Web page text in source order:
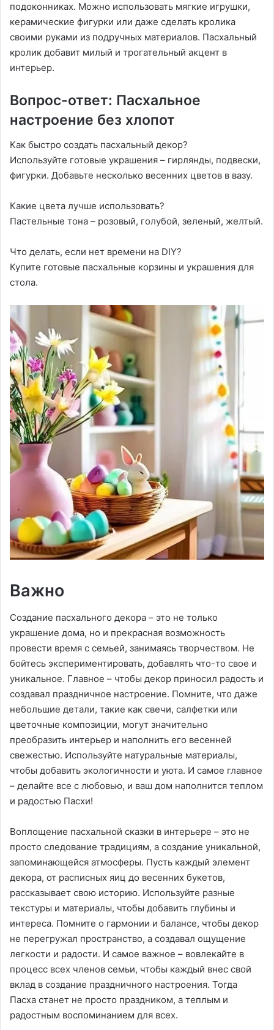
подоконниках. Можно использовать мягкие игрушки,
керамические фигурки или даже сделать кролика
своими руками из подручных материалов. Пасхальный
кролик добавит милый и трогательный акцент в
интерьер.
Вопрос-ответ: Пасхальное
настроение без хлопот
Как быстро создать пасхальный декор?
Используйте готовые украшения – гирлянды, подвески,
фигурки. Добавьте несколько весенних цветов в вазу.
Какие цвета лучше использовать?
Пастельные тона – розовый, голубой, зеленый, желтый.
Что делать, если нет времени на DIY?
Купите готовые пасхальные корзины и украшения для
стола.
Важно
Создание пасхального декора – это не только
украшение дома, но и прекрасная возможность
провести время с семьей, занимаясь творчеством. Не
бойтесь экспериментировать, добавлять что-то свое и
уникальное. Главное – чтобы декор приносил радость и
создавал праздничное настроение. Помните, что даже
небольшие детали, такие как свечи, салфетки или
цветочные композиции, могут значительно
преобразить интерьер и наполнить его весенней
свежестью. Используйте натуральные материалы,
чтобы добавить экологичности и уюта. И самое главное
– делайте все с любовью, и ваш дом наполнится теплом
и радостью Пасхи!
Воплощение пасхальной сказки в интерьере – это не
просто следование традициям, а создание уникальной,
запоминающейся атмосферы. Пусть каждый элемент
декора, от расписных яиц до весенних букетов,
рассказывает свою историю. Используйте разные
текстуры и материалы, чтобы добавить глубины и
интереса. Помните о гармонии и балансе, чтобы декор
не перегружал пространство, а создавал ощущение
легкости и радости. И самое важное – вовлекайте в
процесс всех членов семьи, чтобы каждый внес свой
вклад в создание праздничного настроения. Тогда
Пасха станет не просто праздником, а теплым и
радостным воспоминанием для всех.